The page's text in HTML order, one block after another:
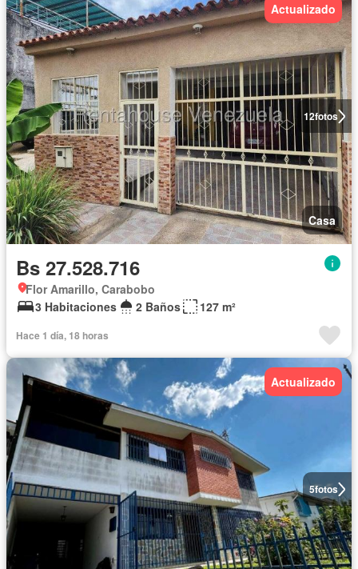
12fotos
Actualizado
Casa
Bs 27.528.716
Flor Amarillo, Carabobo
3 Habitaciones
2 Baños 127 m²
Hace 1 día, 18 horas
5fotos
Actualizado